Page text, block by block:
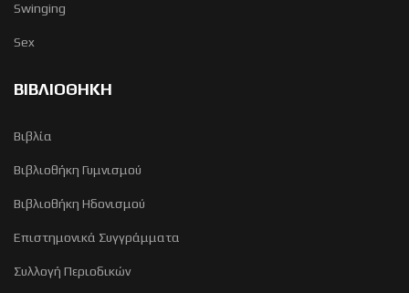
Swinging
Sex
ΒΙΒΛΙΟΘΗΚΗ
Βιβλία
Βιβλιοθήκη Γυμνισμού
Βιβλιοθήκη Ηδονισμού
Επιστημονικά Συγγράμματα
Συλλογή Περιοδικών